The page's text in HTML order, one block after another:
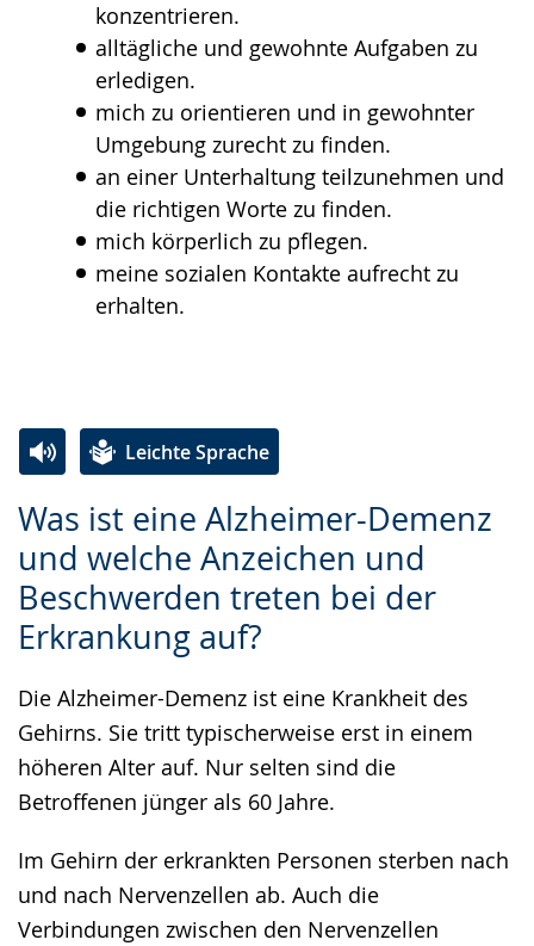
konzentrieren.
alltägliche und gewohnte Aufgaben zu
erledigen.
mich zu orientieren und in gewohnter
Umgebung zurecht zu finden.
an einer Unterhaltung teilzunehmen und
die richtigen Worte zu finden.
mich körperlich zu pflegen.
meine sozialen Kontakte aufrecht zu
erhalten.
Was ist eine Alzheimer-Demenz
und welche Anzeichen und
Beschwerden treten bei der
Erkrankung auf?
Die Alzheimer-Demenz ist eine Krankheit des
Gehirns. Sie tritt typischerweise erst in einem
höheren Alter auf. Nur selten sind die
Betroffenen jünger als 60 Jahre.
Im Gehirn der erkrankten Personen sterben nach
und nach Nervenzellen ab. Auch die
Verbindungen zwischen den Nervenzellen
Leichte Sprache
Leichten
Sprache
wechseln.
Audio-
Unterstützung.
Video
in
Deutscher
Gebärdensprache
angezeigt.